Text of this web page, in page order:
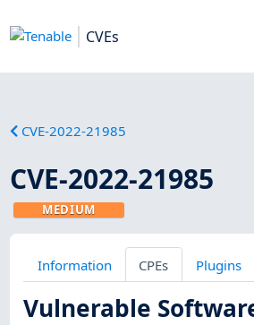
CVEs
CVE-2022-21985
CVE-2022-21985
MEDIUM
Information CPEs Plugins
Vulnerable